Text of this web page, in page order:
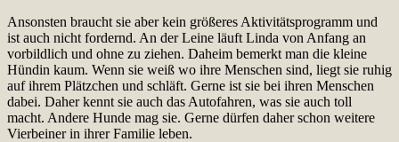
Ansonsten braucht sie aber kein größeres Aktivitätsprogramm und
ist auch nicht fordernd. An der Leine läuft Linda von Anfang an
vorbildlich und ohne zu ziehen. Daheim bemerkt man die kleine
Hündin kaum. Wenn sie weiß wo ihre Menschen sind, liegt sie ruhig
auf ihrem Plätzchen und schläft. Gerne ist sie bei ihren Menschen
dabei. Daher kennt sie auch das Autofahren, was sie auch toll
macht. Andere Hunde mag sie. Gerne dürfen daher schon weitere
Vierbeiner in ihrer Familie leben.